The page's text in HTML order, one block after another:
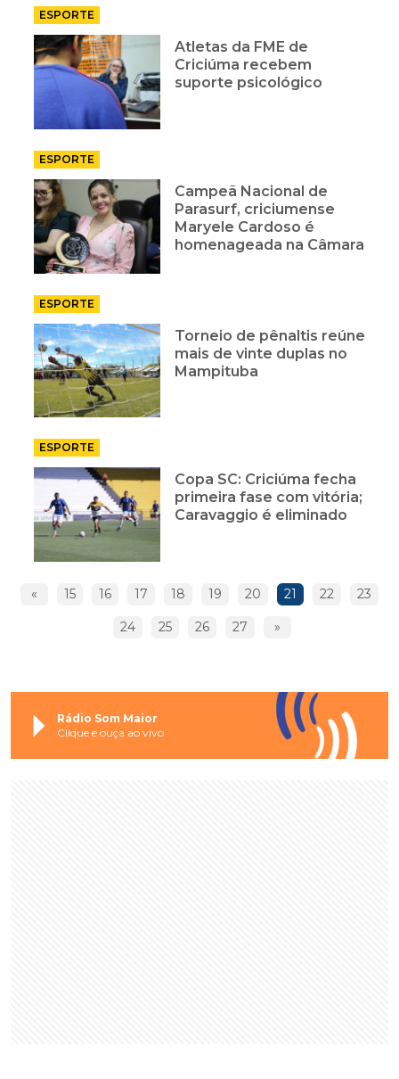
ESPORTE
Atletas da FME de
Criciúma recebem
suporte psicológico
ESPORTE
Campeã Nacional de
Parasurf, criciumense
Maryele Cardoso é
homenageada na Câmara
ESPORTE
Torneio de pênaltis reúne
mais de vinte duplas no
Mampituba
ESPORTE
Copa SC: Criciúma fecha
primeira fase com vitória;
Caravaggio é eliminado
« 15 16 17 18 19 20 21 22 23
24 25 26 27 »
Rádio Som Maior
Clique e ouça ao vivo